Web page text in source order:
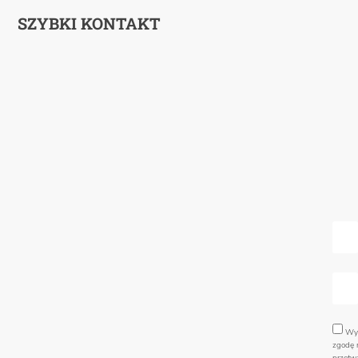
SZYBKI KONTAKT
zgodę